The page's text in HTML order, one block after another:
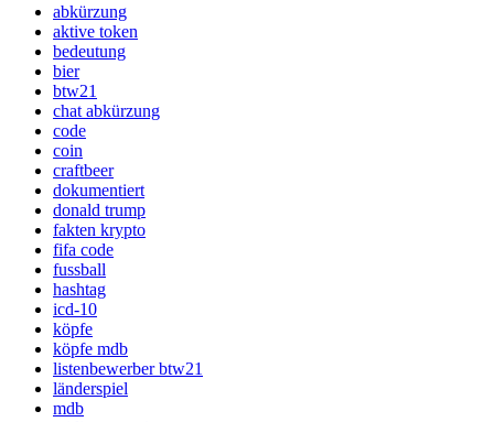
abkürzung
aktive token
bedeutung
bier
btw21
chat abkürzung
code
coin
craftbeer
dokumentiert
donald trump
fakten krypto
fifa code
fussball
hashtag
icd-10
köpfe
köpfe mdb
listenbewerber btw21
länderspiel
mdb